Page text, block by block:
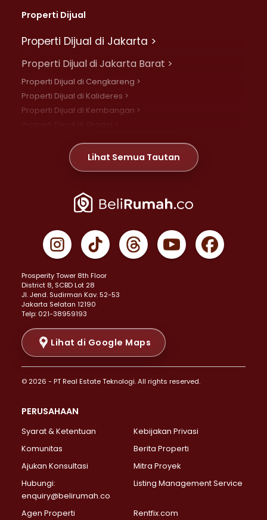
Properti Dijual
Properti Dijual di Jakarta >
Properti Dijual di Jakarta Barat >
Properti Dijual di Cengkareng >
Properti Dijual di Kalideres >
Properti Dijual di Kembangan >
Properti Dijual di Meruya >
Properti Dijual di Jelambar >
Properti Dijual di Jakarta Pusat >
Properti Dijual di Gambir >
Properti Dijual di Johar Baru >
Properti Dijual di Menteng >
Properti Dijual di Senen >
Properti Dijual di Tanah Abang >
Properti Dijual di Cikini >
Properti Dijual di Kramat >
Properti Dijual di Pasar Baru >
Properti Dijual di Bendungan Hilir >
Properti Dijual di Jakarta Selatan >
Properti Dijual di Lebak Bulus >
Properti Dijual di Gandaria Selatan >
Properti Dijual di Pondok Labu >
Properti Dijual di Lenteng Agung >
Properti Dijual di Senayan >
Properti Dijual di Pondok Pinang >
Lihat Semua Tautan
Prosperity Tower 8th Floor
District 8, SCBD Lot 28
JI. Jend. Sudirman Kav. 52-53
Jakarta Selatan 12190
Telp: 021-38959193
Lihat di Google Maps
© 2026 - PT Real Estate Teknologi. All rights reserved.
PERUSAHAAN
Syarat & Ketentuan
Kebijakan Privasi
Komunitas
Berita Properti
Ajukan Konsultasi
Mitra Proyek
Hubungi:
enquiry@belirumah.co
Listing Management Service
Agen Properti Rentfix.com